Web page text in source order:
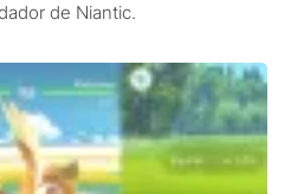
de Niantic.